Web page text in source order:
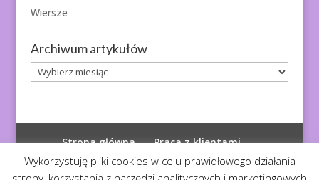
Wiersze
Archiwum artykułów
Archiwum
artykułów
Strona główna
Praca z klientami
Polityka prywatności
Wykorzystuję pliki cookies w celu prawidłowego działania